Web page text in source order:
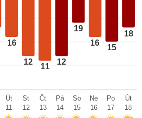
16
12
11
12
19
16
15
18
Út
11
St
12
Čt
13
Pá
14
So
15
Ne
16
Po
17
Út
18